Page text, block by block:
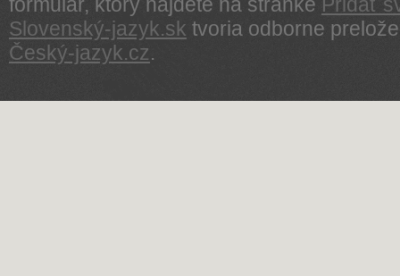
Slovenský-jazyk.sk tvoria odborne
Český-jazyk.cz.